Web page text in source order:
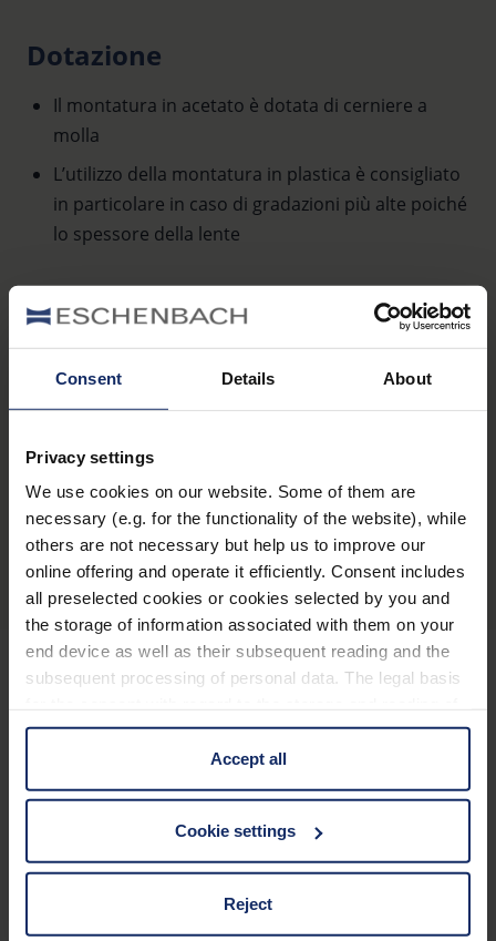
Consent Details About
Privacy settings
We use cookies on our website. Some of them are
necessary (e.g. for the functionality of the website), while
others are not necessary but help us to improve our
online offering and operate it efficiently. Consent includes
all preselected cookies or cookies selected by you and
the storage of information associated with them on your
end device as well as their subsequent reading and the
subsequent processing of personal data. The legal basis
information is Art. 25 para. 1 TDDDG and with regard to
the processing of personal data Art. 6 para. 1 lit. a
GDPR. We also use cookies from third-party providers.
cases, the consent in these cases the transfer of data to
third countries, in particular to the U.S.A.
Accept all
Cookie settings
Reject
Dotazione
Il montatura in acetato è dotata di cerniere a
molla
L’utilizzo della montatura in plastica è consigliato
in particolare in caso di gradazioni più alte poiché
lo spessore della lente
Materiale
manual_prismatic bino comfort.pdf
539 KB
148
KB
Panoramica dei prodotti
Perché Eschenbach?
Eschenbach è leader mondiale nel mercato degli ausili
visivi.
Eschenbach è garanzia di innovazione e qualità di marca